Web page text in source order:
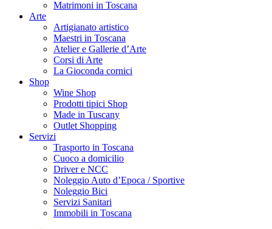
Matrimoni in Toscana
Arte
Artigianato artistico
Maestri in Toscana
Atelier e Gallerie d’Arte
Corsi di Arte
La Gioconda cornici
Shop
Wine Shop
Prodotti tipici Shop
Made in Tuscany
Outlet Shopping
Servizi
Trasporto in Toscana
Cuoco a domicilio
Driver e NCC
Noleggio Auto d’Epoca / Sportive
Noleggio Bici
Servizi Sanitari
Immobili in Toscana